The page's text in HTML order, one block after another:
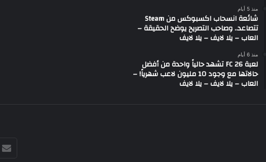
منذ 5 أيام
شائعة انسحاب اكسبوكس من Steam
تتصاعد.. وصاحب التصريح يوضح الحقيقة –
العاب – يلا لايف – يلا لايف
منذ 6 أيام
لعبة FC 26 تشهد حالياً واحدة من أفضل
حالاتها مع وجود 10 مليون لاعب شهرياً! –
العاب – يلا لايف – يلا لايف
بريدك